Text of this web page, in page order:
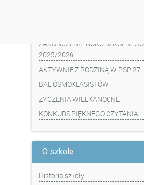
ZAKOŃCZENIE ROKU SZKOLNEGO
2025/2026
AKTYWNIE Z RODZINĄ W PSP 27
BAL ÓSMOKLASISTÓW
ŻYCZENIA WIELKANOCNE
KONKURS PIĘKNEGO CZYTANIA
O szkole
Historia szkoły